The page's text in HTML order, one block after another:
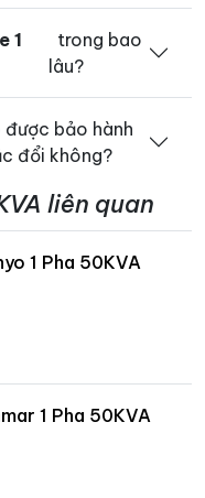
1
trong bao
lâu?
được bảo hành
đổi không?
liên quan
1 Pha 50KVA
1 Pha 50KVA